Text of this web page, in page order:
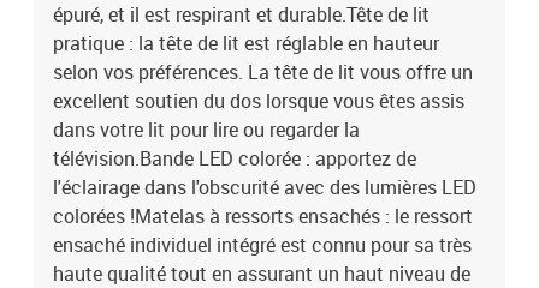
épuré, et il est respirant et durable.Tête de lit
pratique : la tête de lit est réglable en hauteur
selon vos préférences. La tête de lit vous offre un
excellent soutien du dos lorsque vous êtes assis
dans votre lit pour lire ou regarder la
télévision.Bande LED colorée : apportez de
l'éclairage dans l'obscurité avec des lumières LED
colorées !Matelas à ressorts ensachés : le ressort
ensaché individuel intégré est connu pour sa très
haute qualité tout en assurant un haut niveau de